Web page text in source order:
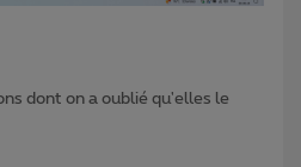
dont on a oublié qu'elles le